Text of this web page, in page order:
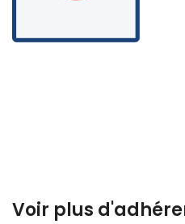
Voir plus